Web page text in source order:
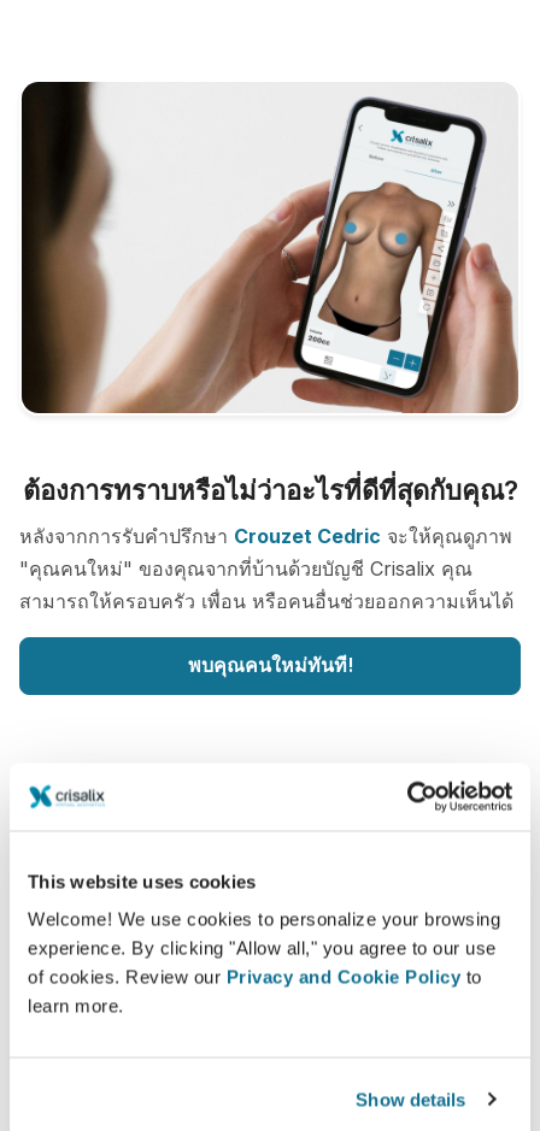
This website uses cookies
Welcome! We use cookies to personalize your browsing
experience. By clicking "Allow all," you agree to our use
of cookies. Review our Privacy and Cookie Policy to
learn more.
Show details
ต้องการทราบหรือไม่ว่าอะไรที่ดีที่สุดกับคุณ?
หลังจากการรับคำปรึกษา Crouzet Cedric จะให้คุณดูภาพ
"คุณคนใหม่" ของคุณจากที่บ้านด้วยบัญชี Crisalix คุณ
สามารถให้ครอบครัว เพื่อน หรือคนอื่นช่วยออกความเห็นได้
พบคุณคนใหม่ทันที!
Crisalix ให้คำสัญญาว่าข้อมูลของคุณจะเป็นความลับ
เซอร์เวอร์ของเรามีการเข้ารหัส: ข้อมูลของคุณจะ
ปลอดภัยและเป็นส่วนตัว